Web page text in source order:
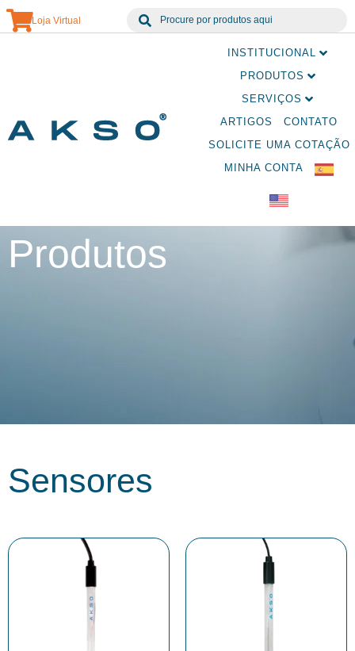
Loja Virtual
INSTITUCIONAL
PRODUTOS
SERVIÇOS
ARTIGOS
CONTATO
SOLICITE UMA COTAÇÃO
MINHA CONTA
Produtos
Sensores